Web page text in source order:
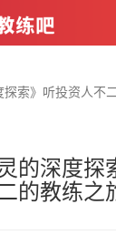
探索》听投资人不
的深度
的教练之